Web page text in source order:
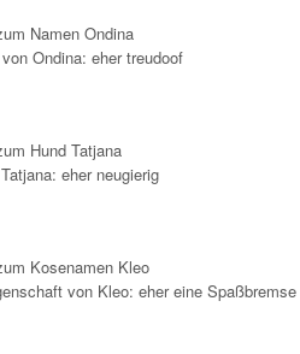
Namen Ondina
Ondina: eher treudoof
Hund Tatjana
eher neugierig
Kosenamen Kleo
von Kleo: eher eine Spaßbremse